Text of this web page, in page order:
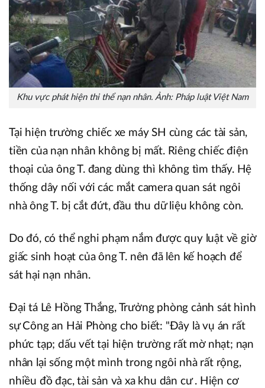
Khu vực phát hiện thi thể nạn nhân. Ảnh: Pháp luật Việt Nam
Tại hiện trường chiếc xe máy SH cùng các tài sản,
tiền của nạn nhân không bị mất. Riêng chiếc điện
thoại của ông T. đang dùng thì không tìm thấy. Hệ
thống dây nối với các mắt camera quan sát ngôi
nhà ông T. bị cắt đứt, đầu thu dữ liệu không còn.
Do đó, có thể nghi phạm nắm được quy luật về giờ
giấc sinh hoạt của ông T. nên đã lên kế hoạch để
sát hại nạn nhân.
Đại tá Lê Hồng Thắng, Trưởng phòng cảnh sát hình
sự Công an Hải Phòng cho biết: "Đây là vụ án rất
phức tạp; dấu vết tại hiện trường rất mờ nhạt; nạn
nhân lại sống một mình trong ngôi nhà rất rộng,
nhiều đồ đạc, tài sản và xa khu dân cư . Hiện cơ